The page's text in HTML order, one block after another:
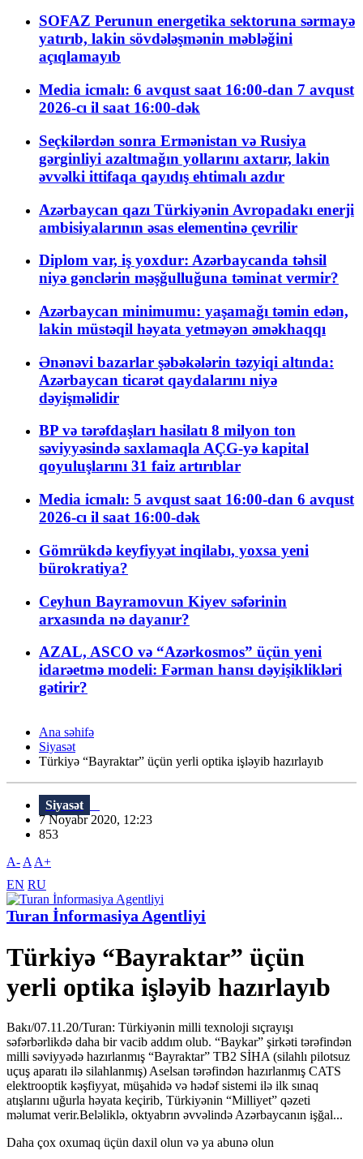
SOFAZ Perunun energetika sektoruna sərmayə
yatırıb, lakin sövdələşmənin məbləğini
açıqlamayıb
Media icmalı: 6 avqust saat 16:00-dan 7 avqust
2026-cı il saat 16:00-dək
Seçkilərdən sonra Ermənistan və Rusiya
gərginliyi azaltmağın yollarını axtarır, lakin
əvvəlki ittifaqa qayıdış ehtimalı azdır
Azərbaycan qazı Türkiyənin Avropadakı enerji
ambisiyalarının əsas elementinə çevrilir
Diplom var, iş yoxdur: Azərbaycanda təhsil
niyə gənclərin məşğulluğuna təminat vermir?
Azərbaycan minimumu: yaşamağı təmin edən,
lakin müstəqil həyata yetməyən əməkhaqqı
Ənənəvi bazarlar şəbəkələrin təzyiqi altında:
Azərbaycan ticarət qaydalarını niyə
dəyişməlidir
BP və tərəfdaşları hasilatı 8 milyon ton
səviyyəsində saxlamaqla AÇG-yə kapital
qoyuluşlarını 31 faiz artırıblar
Media icmalı: 5 avqust saat 16:00-dan 6 avqust
2026-cı il saat 16:00-dək
Gömrükdə keyfiyyət inqilabı, yoxsa yeni
bürokratiya?
Ceyhun Bayramovun Kiyev səfərinin
arxasında nə dayanır?
AZAL, ASCO və “Azərkosmos” üçün yeni
idarəetmə modeli: Fərman hansı dəyişiklikləri
gətirir?
Ana səhifə
Siyasət
Türkiyə “Bayraktar” üçün yerli optika işləyib hazırlayıb
Siyasət
7 Noyabr 2020, 12:23
853
A- A A+
EN RU
Turan İnformasiya Agentliyi
Türkiyə “Bayraktar” üçün
yerli optika işləyib hazırlayıb
Bakı/07.11.20/Turan: Türkiyənin milli texnoloji sıçrayışı
səfərbərlikdə daha bir vacib addım olub. “Baykar” şirkəti tərəfindən
milli səviyyədə hazırlanmış “Bayraktar” TB2 SİHA (silahlı pilotsuz
uçuş aparatı ilə silahlanmış) Aselsan tərəfindən hazırlanmış CATS
elektrooptik kəşfiyyat, müşahidə və hədəf sistemi ilə ilk sınaq
atışlarını uğurla həyata keçirib, Türkiyənin “Milliyet” qəzeti
məlumat verir.Beləliklə, oktyabrın əvvəlində Azərbaycanın işğal...
Daha çox oxumaq üçün daxil olun və ya abunə olun